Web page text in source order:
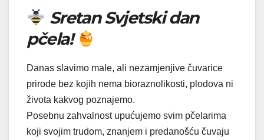
Sretan Svjetski dan
pčela!
Danas slavimo male, ali nezamjenjive čuvarice
prirode bez kojih nema bioraznolikosti, plodova ni
života kakvog poznajemo.
Posebnu zahvalnost upućujemo svim pčelarima
koji svojim trudom, znanjem i predanošću čuvaju